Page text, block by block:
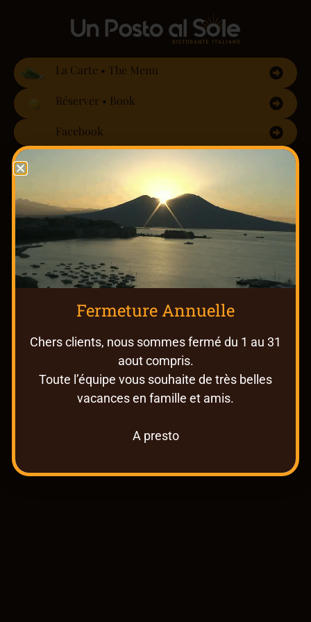
La Carte • The Menu
Réserver • Book
Facebook
Besoin d’un site professionnel? Contactez-nous
Sites vitrine à partir de 29,90€/mois
Fermeture Annuelle
Chers clients, nous sommes fermé du 1 au 31
aout compris.
Toute l’équipe vous souhaite de très belles
vacances en famille et amis.
A presto